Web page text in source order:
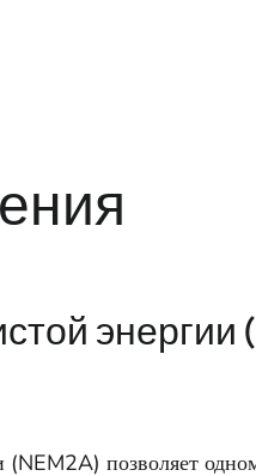
энергии
(NEM2A) позволяет